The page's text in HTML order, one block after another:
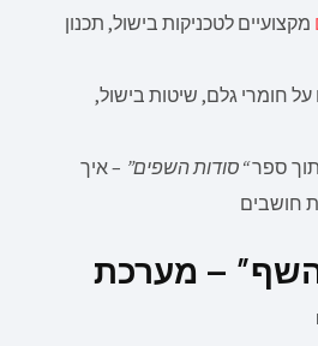
מקצועיים לטכניקות בישול, תכנון
חומרי גלם, שיטות בישול,
ספר“סודות השפים” – איך
חושבים
– מערכת